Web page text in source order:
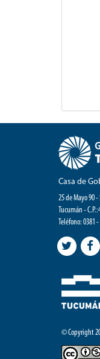
Casa de
25 de Mayo 90
Tucumán -
Teléfono: 0381
© Copyright